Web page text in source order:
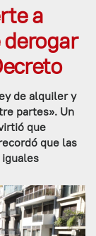
a
de alquiler y
partes». Un
que
que las